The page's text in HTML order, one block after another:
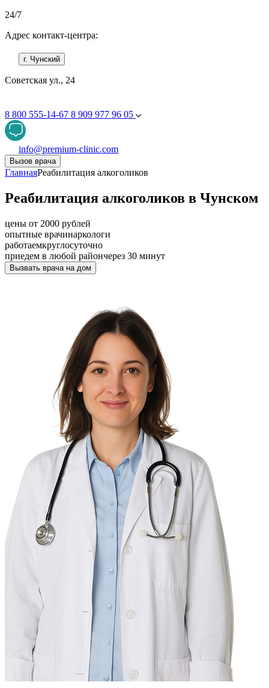
24/7
Адрес контакт-центра:
г. Чунский
Советская ул., 24
8 800 555-14-67 8 909 977 96 05
info@premium-clinic.com
Вызов врача
ГлавнаяРеабилитация алкоголиков
Реабилитация алкоголиков в Чунском
цены от 2000 рублей
опытные врачинаркологи
работаемкруглосуточно
приедем в любой райончерез 30 минут
Вызвать врача на дом